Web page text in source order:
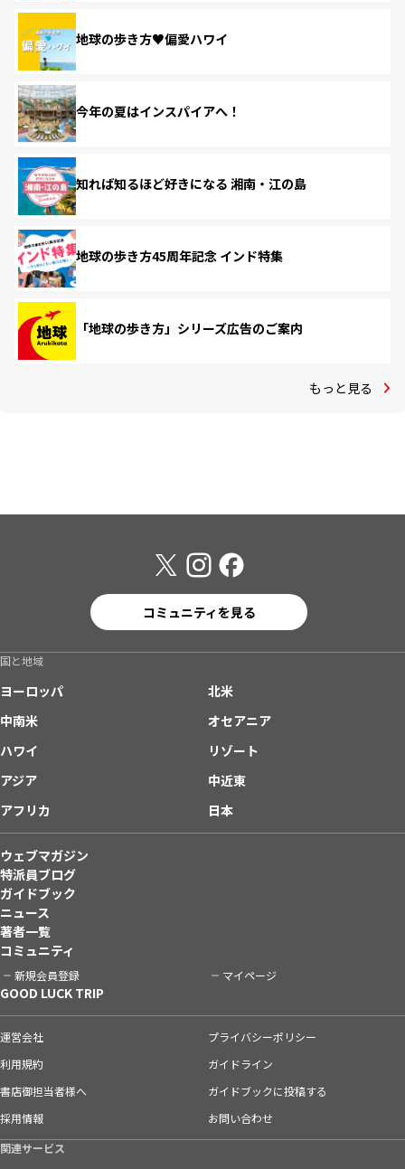
地球の歩き方♥偏愛ハワイ
今年の夏はインスパイアへ！
知れば知るほど好きになる 湘南・江の島
地球の歩き方45周年記念 インド特集
「地球の歩き方」シリーズ広告のご案内
もっと見る
コミュニティを見る
国と地域
ヨーロッパ
北米
中南米
オセアニア
ハワイ
リゾート
アジア
中近東
アフリカ
日本
ウェブマガジン
特派員ブログ
ガイドブック
ニュース
著者一覧
コミュニティ
新規会員登録 マイページ
GOOD LUCK TRIP
運営会社
プライバシーポリシー
利用規約
ガイドライン
書店御担当者様へ
ガイドブックに投稿する
採用情報
お問い合わせ
関連サービス